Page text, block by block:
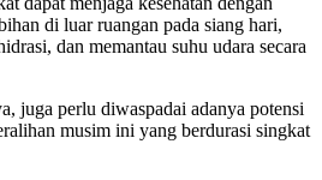
di luar ruangan pada siang hari,
dan memantau suhu udara secara
juga perlu diwaspadai adanya potensi
musim ini yang berdurasi singkat